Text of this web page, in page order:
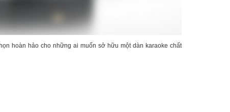
hoàn hảo cho những ai muốn sở hữu một dàn karaoke chất